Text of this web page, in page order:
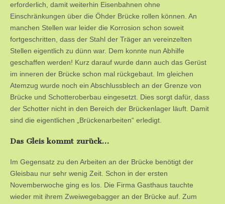
erforderlich, damit weiterhin Eisenbahnen ohne
Einschränkungen über die Öhder Brücke rollen können. An
manchen Stellen war leider die Korrosion schon soweit
fortgeschritten, dass der Stahl der Träger an vereinzelten
Stellen eigentlich zu dünn war. Dem konnte nun Abhilfe
geschaffen werden! Kurz darauf wurde dann auch das Gerüst
im inneren der Brücke schon mal rückgebaut. Im gleichen
Atemzug wurde noch ein Abschlussblech an der Grenze von
Brücke und Schotteroberbau eingesetzt. Dies sorgt dafür, dass
der Schotter nicht in den Bereich der Brückenlager läuft. Damit
sind die eigentlichen „Brückenarbeiten“ erledigt.
Das Gleis kommt zurück…
Im Gegensatz zu den Arbeiten an der Brücke benötigt der
Gleisbau nur sehr wenig Zeit. Schon in der ersten
Novemberwoche ging es los. Die Firma Gasthaus tauchte
wieder mit ihrem Zweiwegebagger an der Brücke auf. Zum